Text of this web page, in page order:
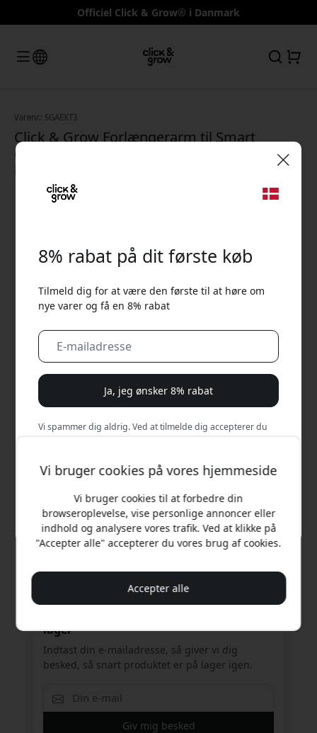
Officiel Click & Grow® i Danmark
Varenr.: SGAEXT3
Click & Grow Forlængerarm til Smart
Garden 3 – tilbehør til justerbar lampehøjde
Anbefalet pris
99 DKK
lager
Indtast din e-mailadresse, så giver vi dig
besked, så snart produktet er på lager igen.
Giv mig besked
Vi bruger cookies på vores hjemmeside
Vi bruger cookies til at forbedre din
browseroplevelse, vise personlige annoncer eller
indhold og analysere vores trafik. Ved at klikke på
"Accepter alle" accepterer du vores brug af cookies.
Accepter alle
8% rabat på dit første køb
Tilmeld dig for at være den første til at høre om
nye varer og få en 8% rabat
Ja, jeg ønsker 8% rabat
Vi spammer dig aldrig. Ved at tilmelde dig accepterer du
Nej, jeg vil hellere betale fuld pris.
Brug denne kode ved kassen for at få 8% rabat.